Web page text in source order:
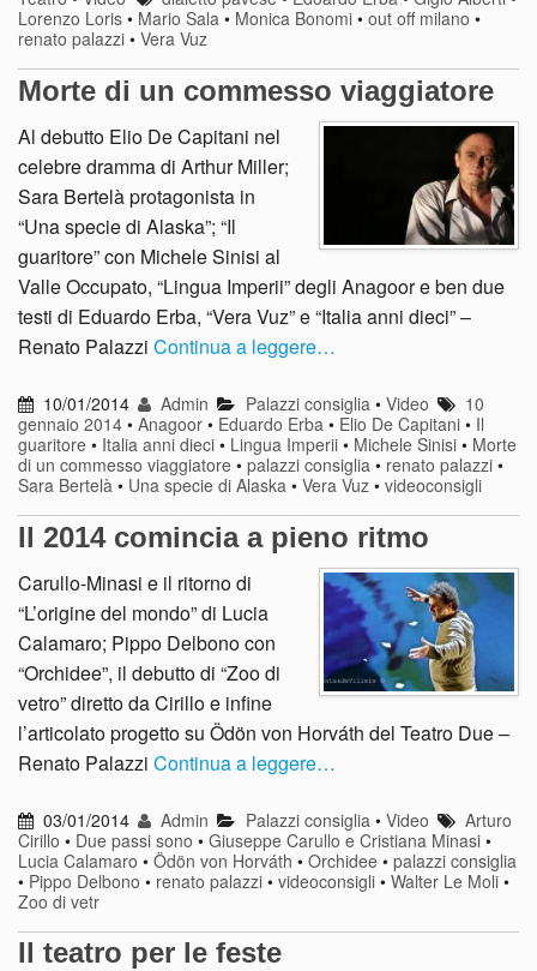
Lorenzo Loris • Mario Sala • Monica Bonomi • out off milano •
renato palazzi • Vera Vuz
Morte di un commesso viaggiatore
Al debutto Elio De Capitani nel
celebre dramma di Arthur Miller;
Sara Bertelà protagonista in
“Una specie di Alaska”; “Il
guaritore” con Michele Sinisi al
Valle Occupato, “Lingua Imperii” degli Anagoor e ben due
testi di Eduardo Erba, “Vera Vuz” e “Italia anni dieci” –
Renato Palazzi Continua a leggere…
10/01/2014 Admin Palazzi consiglia • Video
10
gennaio 2014 • Anagoor • Eduardo Erba • Elio De Capitani • Il
guaritore • Italia anni dieci • Lingua Imperii • Michele Sinisi • Morte
di un commesso viaggiatore • palazzi consiglia • renato palazzi •
Sara Bertelà • Una specie di Alaska • Vera Vuz • videoconsigli
Il 2014 comincia a pieno ritmo
Carullo-Minasi e il ritorno di
“L’origine del mondo” di Lucia
Calamaro; Pippo Delbono con
“Orchidee”, il debutto di “Zoo di
vetro” diretto da Cirillo e infine
l’articolato progetto su Ödön von Horváth del Teatro Due –
Renato Palazzi Continua a leggere…
03/01/2014 Admin Palazzi consiglia • Video
Arturo
Cirillo • Due passi sono • Giuseppe Carullo e Cristiana Minasi •
Lucia Calamaro • Ödön von Horváth • Orchidee • palazzi consiglia
• Pippo Delbono • renato palazzi • videoconsigli • Walter Le Moli •
Zoo di vetr
Il teatro per le feste